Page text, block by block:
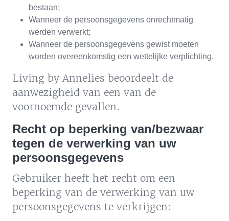
bestaan;
Wanneer de persoonsgegevens onrechtmatig
werden verwerkt;
Wanneer de persoonsgegevens gewist moeten
worden overeenkomstig een wettelijke verplichting.
Living by Annelies beoordeelt de
aanwezigheid van een van de
voornoemde gevallen.
Recht op beperking van/bezwaar
tegen de verwerking van uw
persoonsgegevens
Gebruiker heeft het recht om een
beperking van de verwerking van uw
persoonsgegevens te verkrijgen: